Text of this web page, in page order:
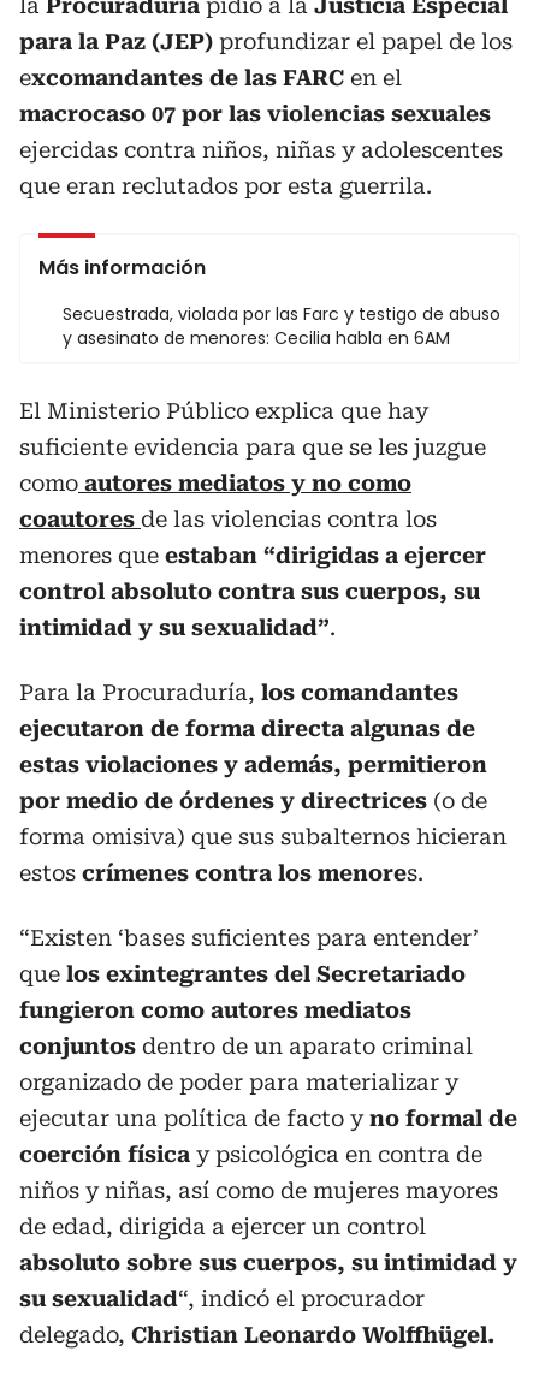
la Procuraduría pidió a la Justicia Especial
para la Paz (JEP) profundizar el papel de los
excomandantes de las FARC en el
macrocaso 07 por las violencias sexuales
ejercidas contra niños, niñas y adolescentes
que eran reclutados por esta guerrila.
Más información
Secuestrada, violada por las Farc y testigo de abuso
y asesinato de menores: Cecilia habla en 6AM
El Ministerio Público explica que hay
suficiente evidencia para que se les juzgue
como autores mediatos y no como
coautores de las violencias contra los
menores que estaban “dirigidas a ejercer
control absoluto contra sus cuerpos, su
intimidad y su sexualidad”.
Para la Procuraduría, los comandantes
ejecutaron de forma directa algunas de
estas violaciones y además, permitieron
por medio de órdenes y directrices (o de
forma omisiva) que sus subalternos hicieran
estos crímenes contra los menores.
“Existen ‘bases suficientes para entender’
que los exintegrantes del Secretariado
fungieron como autores mediatos
conjuntos dentro de un aparato criminal
organizado de poder para materializar y
ejecutar una política de facto yno formal de
coerción física y psicológica en contra de
niños y niñas, así como de mujeres mayores
de edad, dirigida a ejercer un control
absoluto sobre sus cuerpos, su intimidad y
su sexualidad“, indicó el procurador
delegado, Christian Leonardo Wolffhügel.